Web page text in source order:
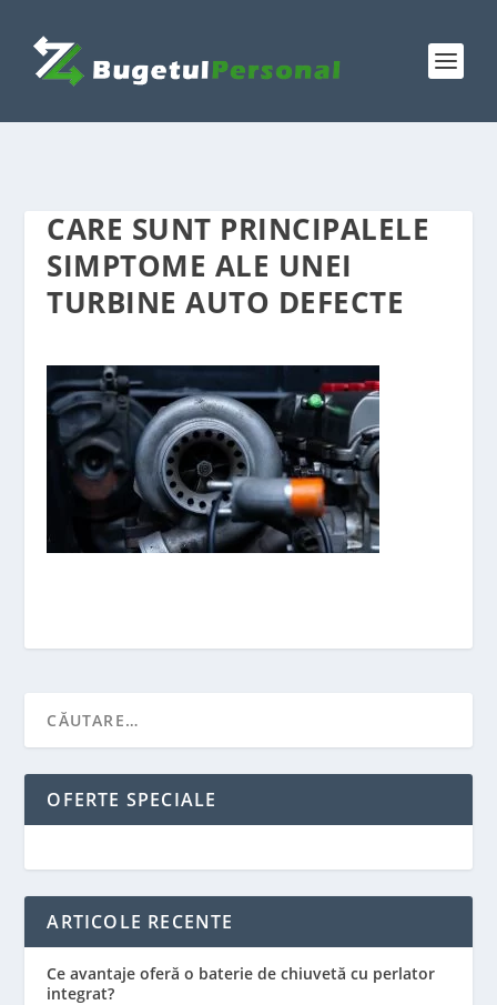
CARE SUNT PRINCIPALELE
SIMPTOME ALE UNEI
TURBINE AUTO DEFECTE
OFERTE SPECIALE
ARTICOLE RECENTE
Ce avantaje oferă o baterie de chiuvetă cu perlator
integrat?